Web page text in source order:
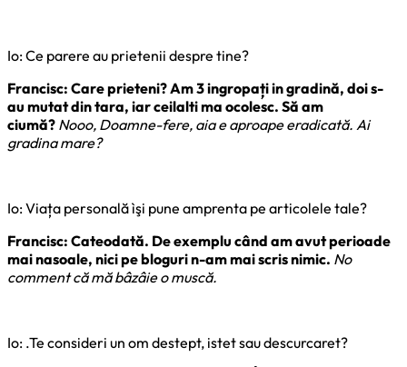
Io: Ce parere au prietenii despre tine?
Francisc: Care prieteni? Am 3 ingropați in gradină, doi s-
au mutat din tara, iar ceilalti ma ocolesc. Să am
ciumă? Nooo, Doamne-fere, aia e aproape eradicată. Ai
gradina mare?
Io: Viața personală ìşi pune amprenta pe articolele tale?
Francisc: Cateodată. De exemplu când am avut perioade
mai nasoale, nici pe bloguri n-am mai scris nimic. No
comment că mă bâzâie o muscă.
Io: .Te consideri un om destept, istet sau descurcaret?